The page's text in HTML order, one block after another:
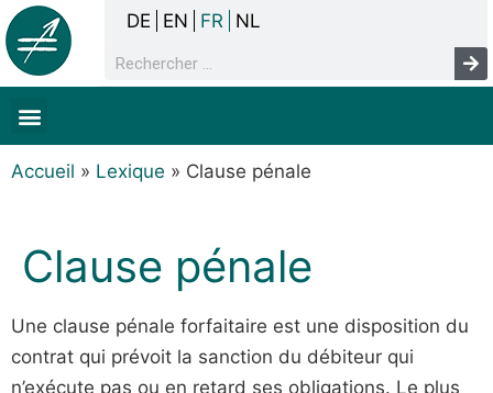
DE EN FR NL
Accueil » Lexique » Clause pénale
Clause pénale
Une clause pénale forfaitaire est une disposition du
contrat qui prévoit la sanction du débiteur qui
n’exécute pas ou en retard ses obligations. Le plus